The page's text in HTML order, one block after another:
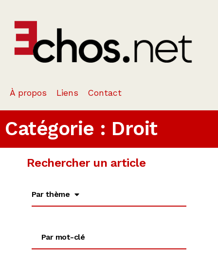
À propos Liens Contact
Catégorie : Droit
Rechercher un article
Par thème
Par mot-clé